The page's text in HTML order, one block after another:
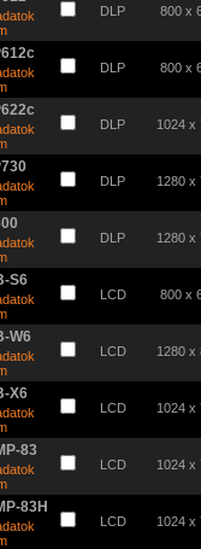
DLP 800 x
DLP 800 x
DLP 1024 x
DLP 1280 x
DLP 1280 x
S6
LCD 800 x
W6
LCD 1280 x
X6
LCD 1024 x
83
LCD 1024 x
83H
LCD 1024 x